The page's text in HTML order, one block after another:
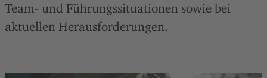
Team- und Führungssituationen sowie bei
aktuellen Herausforderungen.